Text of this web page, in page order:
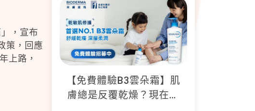
，宣布
策，回應
上路，
【免費體驗B3雲朵霜】肌
膚總是反覆乾燥？現在就